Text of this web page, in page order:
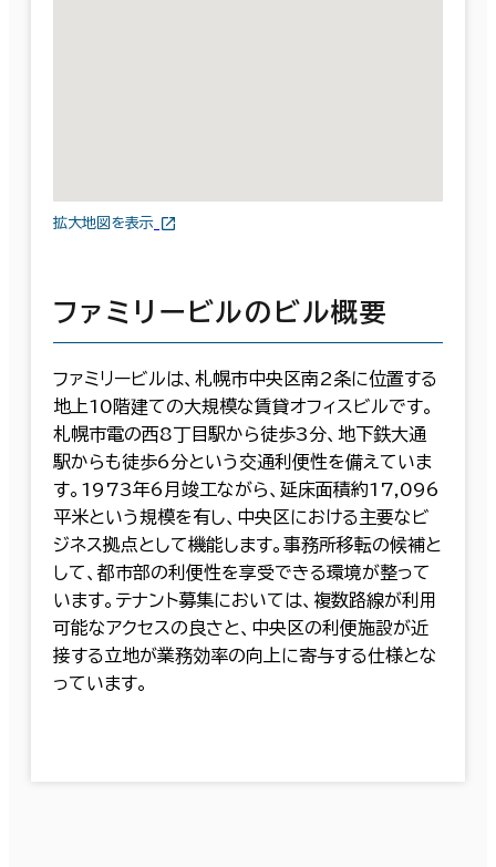
拡大地図を表示
ファミリービルのビル概要
ファミリービルは、札幌市中央区南2条に位置する
地上10階建ての大規模な賃貸オフィスビルです。
札幌市電の西8丁目駅から徒歩3分、地下鉄大通
駅からも徒歩6分という交通利便性を備えていま
す。1973年6月竣工ながら、延床面積約17,096
平米という規模を有し、中央区における主要なビ
ジネス拠点として機能します。事務所移転の候補と
して、都市部の利便性を享受できる環境が整って
います。テナント募集においては、複数路線が利用
可能なアクセスの良さと、中央区の利便施設が近
接する立地が業務効率の向上に寄与する仕様とな
っています。